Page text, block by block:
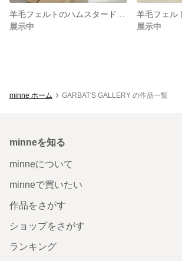
展示中
展示中
minne ホーム GARBAT'S GALLERY の作品一覧
minneを知る
minneについて
minneで買いたい
作品をさがす
ショップをさがす
ランキング